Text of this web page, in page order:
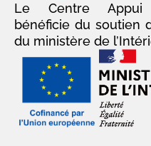
Le Centre Appui
bénéficie du soutien
du ministère de